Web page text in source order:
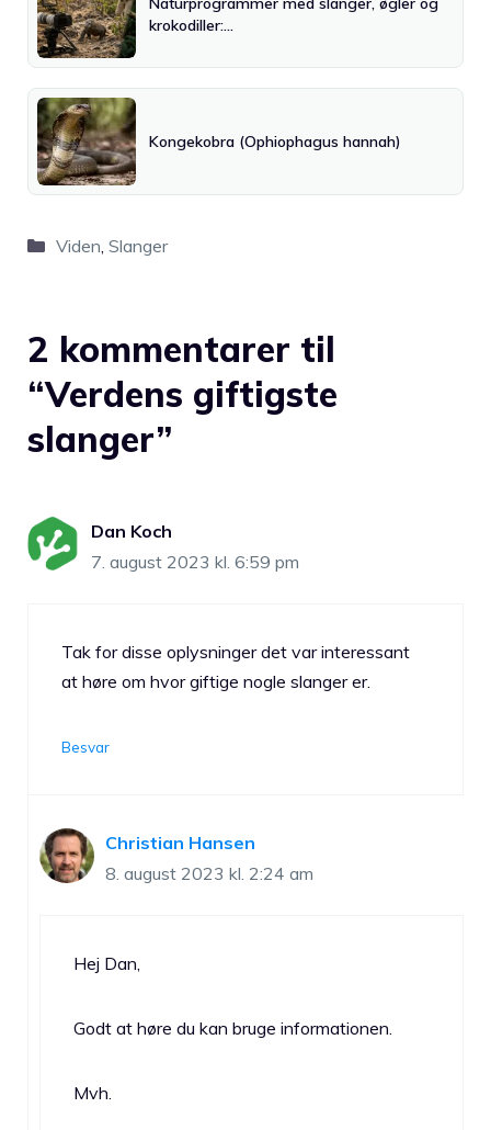
krokodiller:…
Kongekobra (Ophiophagus hannah)
Kategorier
Viden Slanger
2 kommentarer til
“Verdens giftigste
slanger”
Dan Koch
7. august 2023 kl. 6:59 pm
Tak for disse oplysninger det var interessant
at høre om hvor giftige nogle slanger er.
Besvar
Christian Hansen
8. august 2023 kl. 2:24 am
Hej Dan,
Godt at høre du kan bruge informationen.
Mvh.